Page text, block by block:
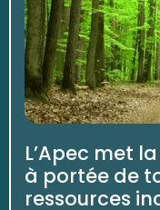
L’Apec met
à portée de
ressources